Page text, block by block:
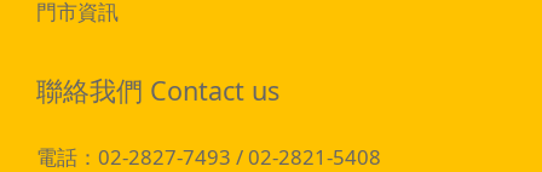
門市資訊
聯絡我們 Contact us
電話：02-2827-7493 / 02-2821-5408